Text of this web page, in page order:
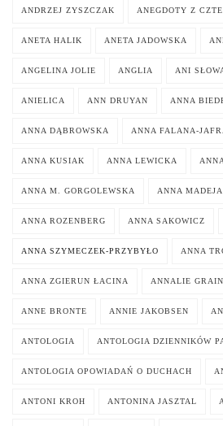
ANDRZEJ ZYSZCZAK ANEGDOTY Z
ANETA HALIK ANETA JADOWSKA
ANGELINA JOLIE ANGLIA ANI
ANIELICA ANN DRUYAN ANNA
ANNA DĄBROWSKA ANNA FALANA-
ANNA KUSIAK ANNA LEWICKA
ANNA M. GORGOLEWSKA ANNA
ANNA ROZENBERG ANNA SAKOWICZ
ANNA SZYMECZEK-PRZYBYŁO ANNA
ANNA ZGIERUN ŁACINA ANNALIE
ANNE BRONTE ANNIE JAKOBSEN
ANTOLOGIA ANTOLOGIA DZIENNIKÓW
ANTOLOGIA OPOWIADAŃ O DUCHACH
ANTONI KROH ANTONINA JASZTAL